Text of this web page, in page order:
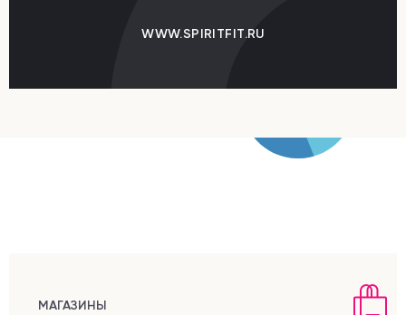
WWW.SPIRITFIT.RU
МАГАЗИНЫ